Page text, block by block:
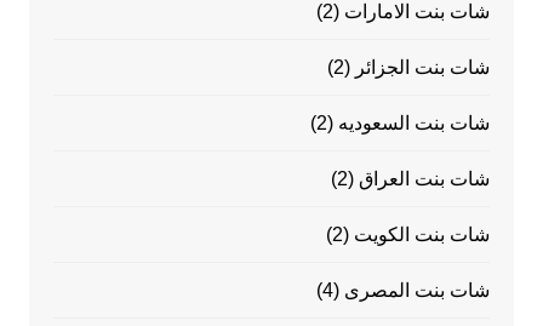
شات بنت الامارات (2)
شات بنت الجزائر (2)
شات بنت السعوديه (2)
شات بنت العراق (2)
شات بنت الكويت (2)
شات بنت المصرى (4)